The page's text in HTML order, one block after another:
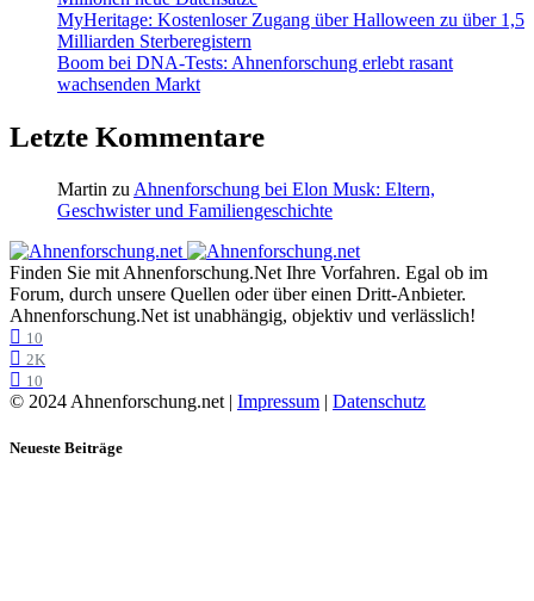
MyHeritage: Kostenloser Zugang über Halloween zu über 1,5
Milliarden Sterberegistern
Boom bei DNA-Tests: Ahnenforschung erlebt rasant
wachsenden Markt
Letzte Kommentare
Martin zu Ahnenforschung bei Elon Musk: Eltern,
Geschwister und Familiengeschichte
Finden Sie mit Ahnenforschung.Net Ihre Vorfahren. Egal ob im
Forum, durch unsere Quellen oder über einen Dritt-Anbieter.
Ahnenforschung.Net ist unabhängig, objektiv und verlässlich!
10
2K
10
© 2024 Ahnenforschung.net | Impressum | Datenschutz
Neueste Beiträge